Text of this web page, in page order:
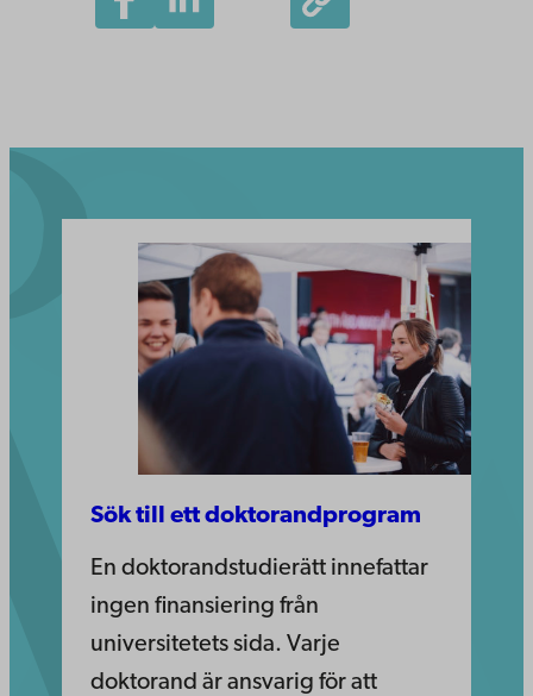
Sök till ett doktorandprogram
En doktorandstudierätt innefattar
ingen finansiering från
universitetets sida. Varje
doktorand är ansvarig för att